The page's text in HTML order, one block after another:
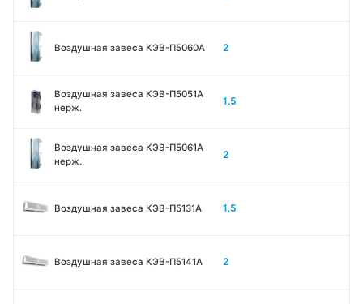
Воздушная завеса КЭВ-П5060A 2
Воздушная завеса КЭВ-П5051A
нерж.
1.5
Воздушная завеса КЭВ-П5061A
нерж.
2
Воздушная завеса КЭВ-П5131А 1.5
Воздушная завеса КЭВ-П5141А 2